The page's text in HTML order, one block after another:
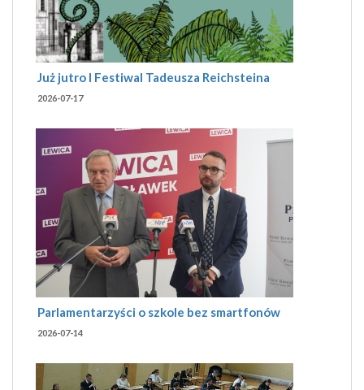
Już jutro I Festiwal Tadeusza Reichsteina
2026-07-17
Parlamentarzyści o szkole bez smartfonów
2026-07-14